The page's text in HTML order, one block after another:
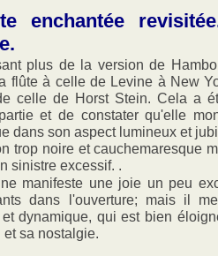
enchantée
plus de la version de
flûte à celle de Levine à New
celle de Horst Stein. Cela a
et de constater qu'elle
dans son aspect lumineux et
trop noire et cauchemaresque
sinistre excessif. .
manifeste une joie un peu
dans l'ouverture; mais il
et dynamique, qui est bien
et sa nostalgie.